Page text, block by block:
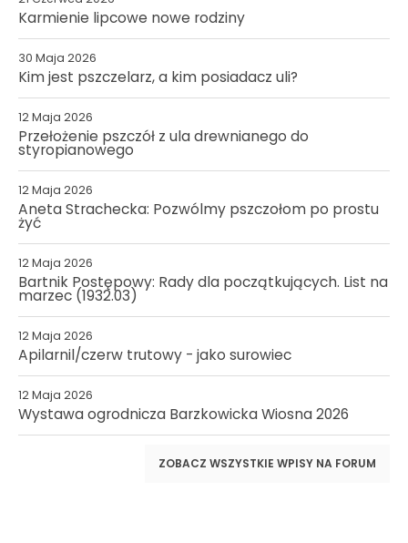
Karmienie lipcowe nowe rodziny
30 Maja 2026
Kim jest pszczelarz, a kim posiadacz uli?
12 Maja 2026
Przełożenie pszczół z ula drewnianego do
styropianowego
12 Maja 2026
Aneta Strachecka: Pozwólmy pszczołom po prostu
żyć
12 Maja 2026
Bartnik Postępowy: Rady dla początkujących. List na
marzec (1932.03)
12 Maja 2026
Apilarnil/czerw trutowy - jako surowiec
12 Maja 2026
Wystawa ogrodnicza Barzkowicka Wiosna 2026
ZOBACZ WSZYSTKIE WPISY NA FORUM